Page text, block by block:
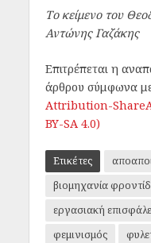
Το κείμενο του
Αντώνης Γαζάκης
Επιτρέπεται η
άρθρου σύμφωνα
Attribution-
BY-SA 4.0)
Ετικέτες
βιομηχανία
εργασιακή
φεμινισμός